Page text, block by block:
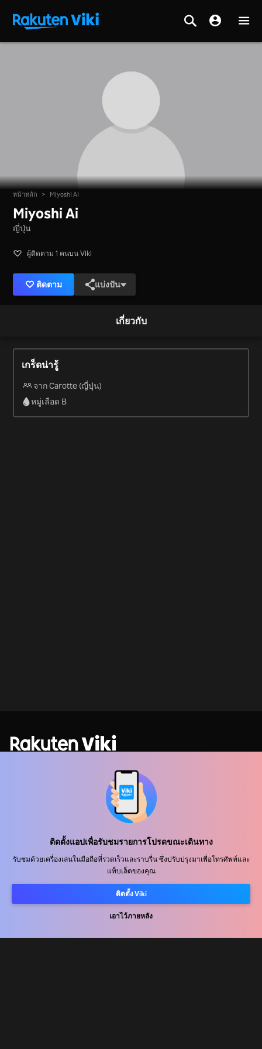
ติดตั้งแอปเพื่อรับชมรายการโปรดขณะเดินทาง
รับชมด้วยเครื่องเล่นในมือถือที่รวดเร็วและราบรื่น ซึ่งปรับปรุงมาเพื่อโทรศัพท์และ
แท็บเล็ตของคุณ
ติดตั้ง Viki
เอาไว้ภายหลัง
หน้าหลัก > Miyoshi Ai
Miyoshi Ai
ญี่ปุ่น
ผู้ติดตาม 1 คนบน Viki
ติดตาม แบ่งปัน
เกี่ยวกับ
เกร็ดน่ารู้
จาก Carotte (ญี่ปุ่น)
หมู่เลือด B
ร่วมงานกับเรา
ศูนย์ประชาสัมพันธ์
ข้อกำหนดการใช้งาน